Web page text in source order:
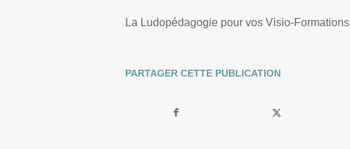
La Ludopédagogie pour vos Visio-Formations
PARTAGER CETTE PUBLICATION